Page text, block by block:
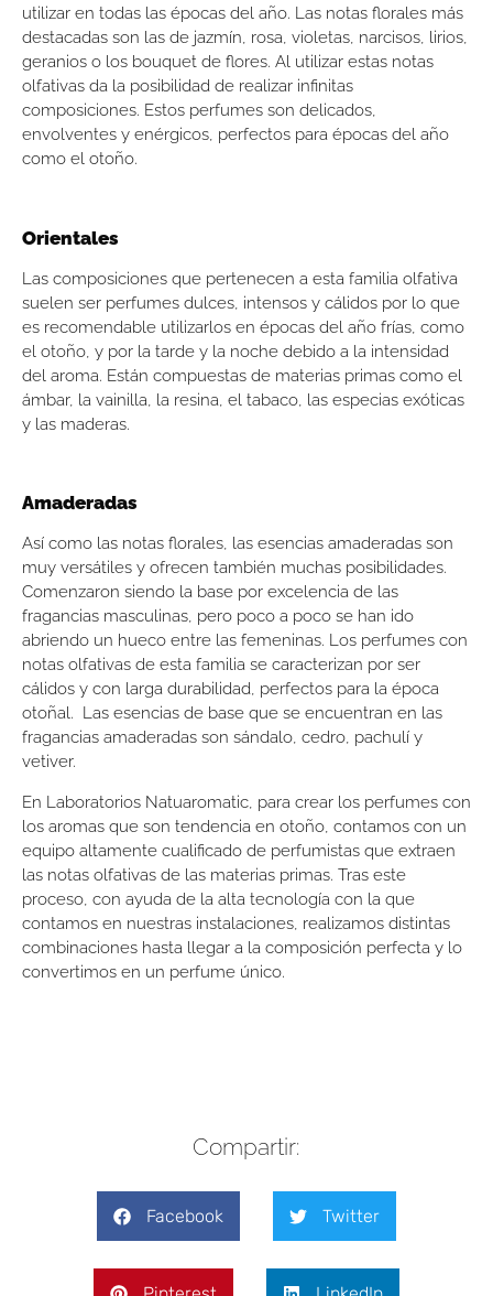
utilizar en todas las épocas del año. Las notas florales más
destacadas son las de jazmín, rosa, violetas, narcisos, lirios,
geranios o los bouquet de flores. Al utilizar estas notas
olfativas da la posibilidad de realizar infinitas
composiciones. Estos perfumes son delicados,
envolventes y enérgicos, perfectos para épocas del año
como el otoño.
Orientales
Las composiciones que pertenecen a esta familia olfativa
suelen ser perfumes dulces, intensos y cálidos por lo que
es recomendable utilizarlos en épocas del año frías, como
el otoño, y por la tarde y la noche debido a la intensidad
del aroma. Están compuestas de materias primas como el
ámbar, la vainilla, la resina, el tabaco, las especias exóticas
y las maderas.
Amaderadas
Así como las notas florales, las esencias amaderadas son
muy versátiles y ofrecen también muchas posibilidades.
Comenzaron siendo la base por excelencia de las
fragancias masculinas, pero poco a poco se han ido
abriendo un hueco entre las femeninas. Los perfumes con
notas olfativas de esta familia se caracterizan por ser
cálidos y con larga durabilidad, perfectos para la época
otoñal. Las esencias de base que se encuentran en las
fragancias amaderadas son sándalo, cedro, pachulí y
vetiver.
En Laboratorios Natuaromatic, para crear los perfumes con
los aromas que son tendencia en otoño, contamos con un
equipo altamente cualificado de perfumistas que extraen
las notas olfativas de las materias primas. Tras este
proceso, con ayuda de la alta tecnología con la que
contamos en nuestras instalaciones, realizamos distintas
combinaciones hasta llegar a la composición perfecta y lo
convertimos en un perfume único.
Compartir:
Facebook Twitter